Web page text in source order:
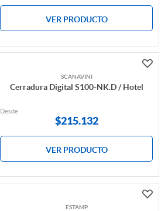
VER PRODUCTO
SCANAVINI
Cerradura Digital S100-NK.D / Hotel
Desde
$215.132
VER PRODUCTO
ESTAMP